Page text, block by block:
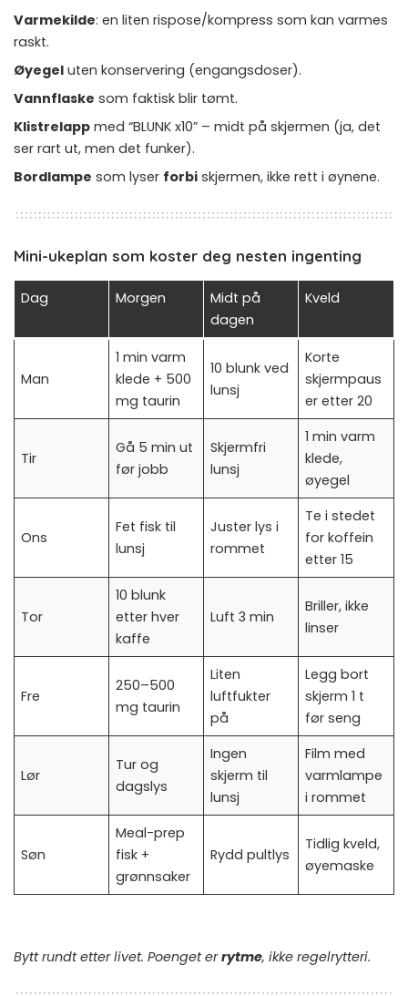
Varmekilde: en liten rispose/kompress som kan varmes
raskt.
Øyegel uten konservering (engangsdoser).
Vannflaske som faktisk blir tømt.
Klistrelapp med “BLUNK x10” – midt på skjermen (ja, det
ser rart ut, men det funker).
Bordlampe som lyser forbi skjermen, ikke rett i øynene.
Mini-ukeplan som koster deg nesten ingenting
Dag Morgen
Midt på
dagen
Kveld
Man
1 min varm
klede + 500
mg taurin
10 blunk ved
lunsj
Korte
skjermpaus
er etter 20
Tir
Gå 5 min ut
før jobb
Skjermfri
lunsj
1 min varm
klede,
øyegel
Ons
Fet fisk til
lunsj
Juster lys i
rommet
Te i stedet
for koffein
etter 15
Tor
10 blunk
etter hver
kaffe
Luft 3 min
Briller, ikke
linser
Fre
250–500
mg taurin
Liten
luftfukter
på
Legg bort
skjerm 1 t
før seng
Lør
Tur og
dagslys
Ingen
skjerm til
lunsj
Film med
varmlampe
i rommet
Søn
Meal-prep
fisk +
grønnsaker
Rydd pultlys
Tidlig kveld,
øyemaske
Bytt rundt etter livet. Poenget errytme, ikke regelrytteri.